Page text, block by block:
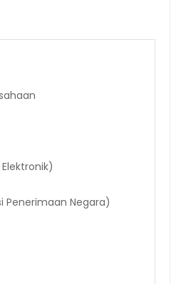
Penerimaan Negara)